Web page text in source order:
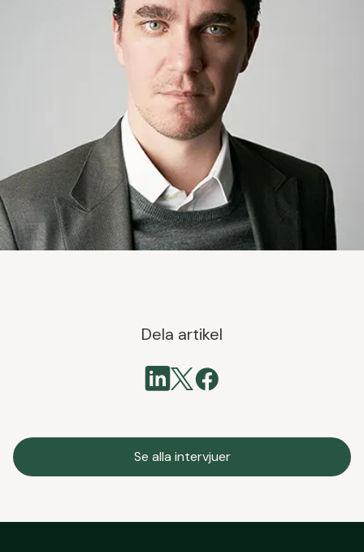
Dela artikel
Se alla intervjuer